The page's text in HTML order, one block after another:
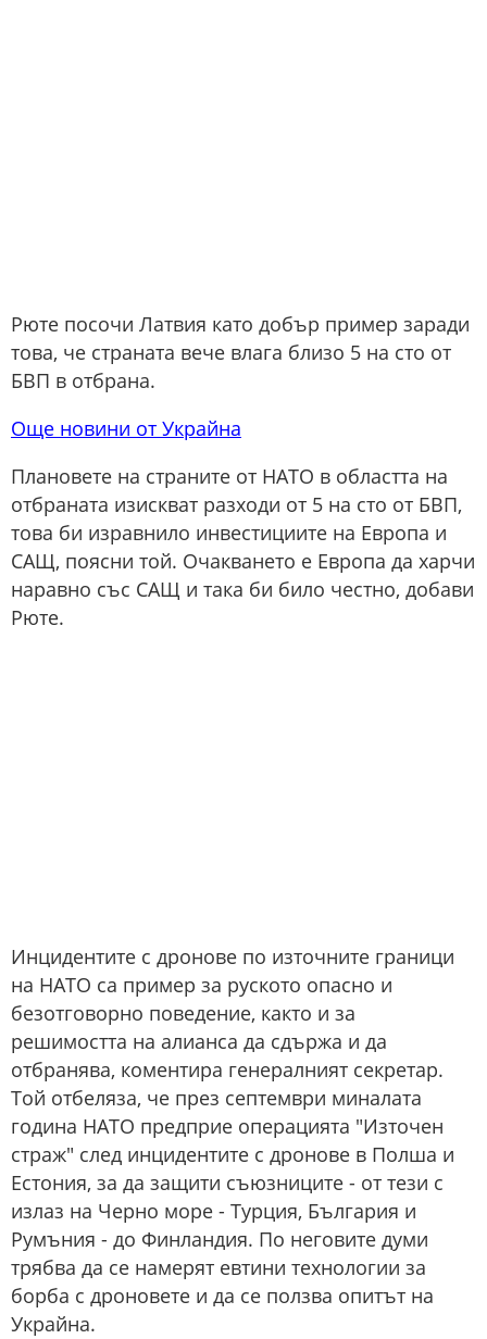
Рюте посочи Латвия като добър пример заради
това, че страната вече влага близо 5 на сто от
БВП в отбрана.
Още новини от Украйна
Плановете на страните от НАТО в областта на
отбраната изискват разходи от 5 на сто от БВП,
това би изравнило инвестициите на Европа и
САЩ, поясни той. Очакването е Европа да харчи
наравно със САЩ и така би било честно, добави
Рюте.
Инцидентите с дронове по източните граници
на НАТО са пример за руското опасно и
безотговорно поведение, както и за
решимостта на алианса да сдържа и да
отбранява, коментира генералният секретар.
Той отбеляза, че през септември миналата
година НАТО предприе операцията "Източен
страж" след инцидентите с дронове в Полша и
Естония, за да защити съюзниците - от тези с
излаз на Черно море - Турция, България и
Румъния - до Финландия. По неговите думи
трябва да се намерят евтини технологии за
борба с дроновете и да се ползва опитът на
Украйна.